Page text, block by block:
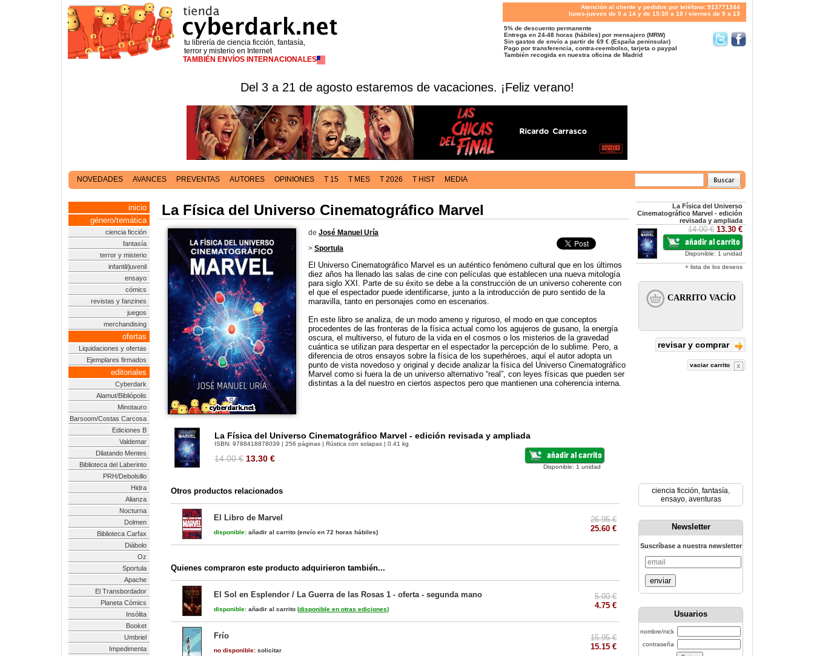
tu librería de ciencia ficción, fantasía,
terror y misterio en Internet
TAMBIÉN ENVÍOS INTERNACIONALES
Atención al cliente y pedidos por teléfono: 913771344
lunes-jueves de 9 a 14 y de 15:30 a 18 / viernes de 9 a 13
5% de descuento permanente
Entrega en 24-48 horas (hábiles) por mensajero (MRW)
Sin gastos de envío a partir de 69 € (España peninsular)
Pago por transferencia, contra-reembolso, tarjeta o paypal
También recogida en nuestra oficina de Madrid
Del 3 a 21 de agosto estaremos de vacaciones. ¡Feliz verano!
NOVEDADES AVANCES PREVENTAS AUTORES OPINIONES T 15 T MES T 2026 T HIST MEDIA
inicio
género/temática
ciencia ficción
fantasía
terror y misterio
infantil/juvenil
ensayo
cómics
revistas y fanzines
juegos
merchandising
ofertas
Liquidaciones y ofertas
Ejemplares firmados
editoriales
Cyberdark
Alamut/Bibliópolis
Minotauro
Barsoom/Costas Carcosa
Ediciones B
Valdemar
Dilatando Mentes
Biblioteca del Laberinto
PRH/Debolsillo
Hidra
Alianza
Nocturna
Dolmen
Biblioteca Carfax
Diábolo
Oz
Sportula
Apache
El Transbordador
Planeta Cómics
Insólita
Booket
Umbriel
Impedimenta
La Física del Universo Cinematográfico Marvel
de José Manuel Uría
> Sportula
El Universo Cinematográfico Marvel es un auténtico fenómeno cultural que en los últimos
diez años ha llenado las salas de cine con películas que establecen una nueva mitología
para siglo XXI. Parte de su éxito se debe a la construcción de un universo coherente con
el que el espectador puede identificarse, junto a la introducción de puro sentido de la
maravilla, tanto en personajes como en escenarios.
En este libro se analiza, de un modo ameno y riguroso, el modo en que conceptos
procedentes de las fronteras de la física actual como los agujeros de gusano, la energía
oscura, el multiverso, el futuro de la vida en el cosmos o los misterios de la gravedad
cuántica se utilizan para despertar en el espectador la percepción de lo sublime. Pero, a
diferencia de otros ensayos sobre la física de los superhéroes, aquí el autor adopta un
punto de vista novedoso y original y decide analizar la física del Universo Cinematográfico
Marvel como si fuera la de un universo alternativo “real”, con leyes físicas que pueden ser
distintas a la del nuestro en ciertos aspectos pero que mantienen una coherencia interna.
La Física del Universo Cinematográfico Marvel - edición revisada y ampliada
ISBN: 9788418878039 | 256 páginas | Rústica con solapas | 0.41 kg
14.00 € 13.30 €
Disponible: 1 unidad
Otros productos relacionados
El Libro de Marvel
disponible: añadir al carrito (envío en 72 horas hábiles)
26.95 €
25.60 €
Quienes compraron este producto adquirieron también...
El Sol en Esplendor / La Guerra de las Rosas 1 - oferta - segunda mano
disponible: añadir al carrito (disponible en otras ediciones)
5.00 €
4.75 €
Frío
no disponible: solicitar
15.95 €
15.15 €
La Física del Universo
Cinematográfico Marvel - edición
revisada y ampliada
14.00 € 13.30 €
Disponible: 1 unidad
+ lista de los deseos
revisar y comprar
vaciar carrito
ciencia ficción, fantasía,
ensayo, aventuras
Newsletter
Suscríbase a nuestra newsletter
enviar
Usuarios
nombre/nick
contraseña